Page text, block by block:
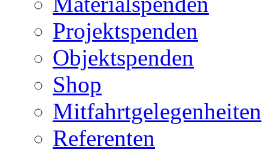
Projektspenden
Objektspenden
Shop
Mitfahrtgelegenheiten
Referenten